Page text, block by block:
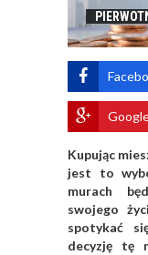
Kupując
jest to
murach
swojego
spotykać
decyzję tę